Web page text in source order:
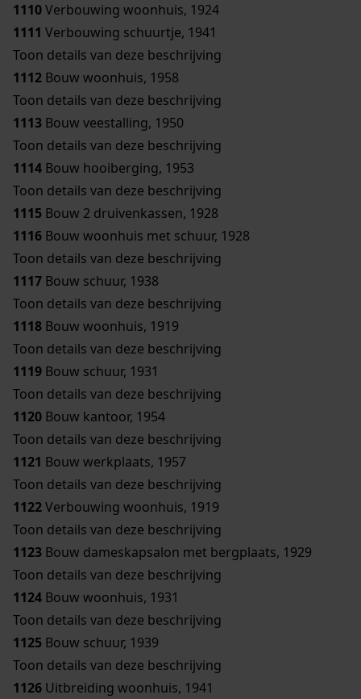
1110Verbouwing woonhuis, 1924
1111 Verbouwing schuurtje, 1941
Toon details van deze beschrijving
1112 Bouw woonhuis, 1958
Toon details van deze beschrijving
1113 Bouw veestalling, 1950
Toon details van deze beschrijving
1114 Bouw hooiberging, 1953
Toon details van deze beschrijving
1115 Bouw 2 druivenkassen, 1928
1116 Bouw woonhuis met schuur, 1928
Toon details van deze beschrijving
1117 Bouw schuur, 1938
Toon details van deze beschrijving
1118 Bouw woonhuis, 1919
Toon details van deze beschrijving
1119 Bouw schuur, 1931
Toon details van deze beschrijving
1120 Bouw kantoor, 1954
Toon details van deze beschrijving
1121 Bouw werkplaats, 1957
Toon details van deze beschrijving
1122Verbouwing woonhuis, 1919
Toon details van deze beschrijving
1123 Bouw dameskapsalon met bergplaats, 1929
Toon details van deze beschrijving
1124 Bouw woonhuis, 1931
Toon details van deze beschrijving
1125 Bouw schuur, 1939
Toon details van deze beschrijving
1126 Uitbreiding woonhuis, 1941